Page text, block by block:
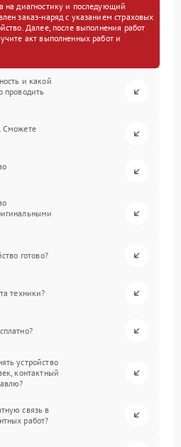
на диагностику и последующий
заказ-наряд с указанием страховых
Далее, после выполнения работ
акт выполненных работ и
и какой
проводить
Сможете
готово?
техники?
устройство
контактный
связь в
работ?